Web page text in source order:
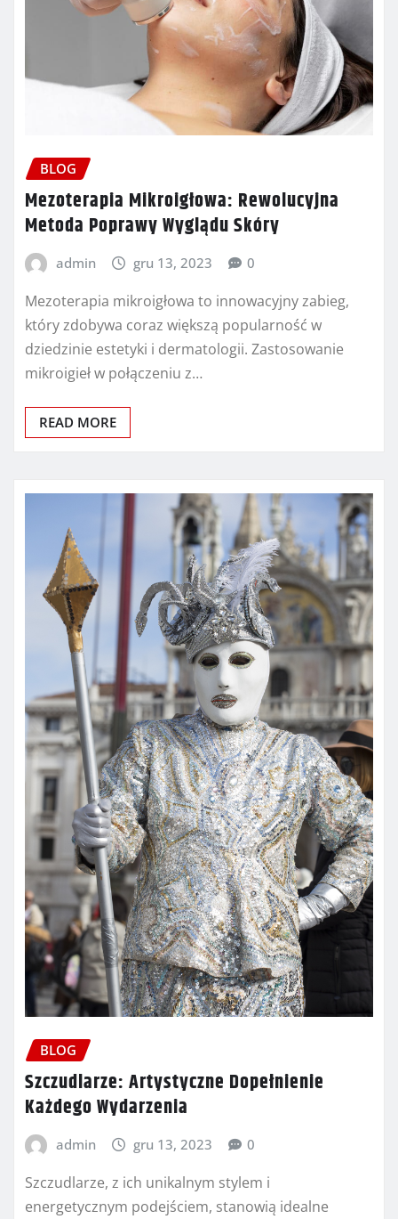
BLOG
Mezoterapia Mikroigłowa: Rewolucyjna
Metoda Poprawy Wyglądu Skóry
admin gru 13, 2023 0
Mezoterapia mikroigłowa to innowacyjny zabieg,
który zdobywa coraz większą popularność w
dziedzinie estetyki i dermatologii. Zastosowanie
mikroigieł w połączeniu z…
READ MORE
BLOG
Szczudlarze: Artystyczne Dopełnienie
Każdego Wydarzenia
admin gru 13, 2023 0
Szczudlarze, z ich unikalnym stylem i
energetycznym podejściem, stanowią idealne